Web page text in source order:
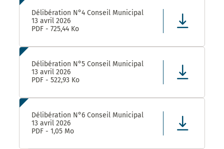
Délibération N°4 Conseil Municipal
13 avril 2026
PDF - 725,44 Ko
Délibération N°5 Conseil Municipal
13 avril 2026
PDF - 522,93 Ko
Délibération N°6 Conseil Municipal
13 avril 2026
PDF - 1,05 Mo